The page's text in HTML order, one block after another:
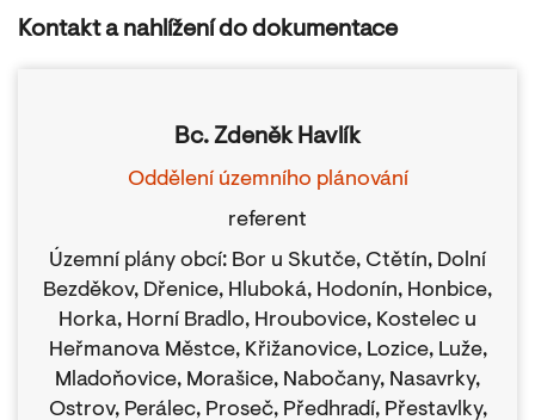
Kontakt a nahlížení do dokumentace
Bc. Zdeněk Havlík
Oddělení územního plánování
referent
Územní plány obcí: Bor u Skutče, Ctětín, Dolní
Bezděkov, Dřenice, Hluboká, Hodonín, Honbice,
Horka, Horní Bradlo, Hroubovice, Kostelec u
Heřmanova Městce, Křižanovice, Lozice, Luže,
Mladoňovice, Morašice, Nabočany, Nasavrky,
Ostrov, Perálec, Proseč, Předhradí, Přestavlky,